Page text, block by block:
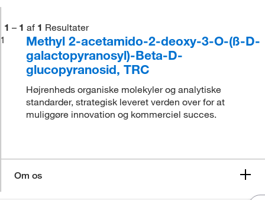
1 – 1 af 1 Resultater
1
Methyl 2-acetamido-2-deoxy-3-O-(ß-D-
galactopyranosyl)-Beta-D-
glucopyranosid, TRC
Højrenheds organiske molekyler og analytiske
standarder, strategisk leveret verden over for at
muliggøre innovation og kommerciel succes.
Om os